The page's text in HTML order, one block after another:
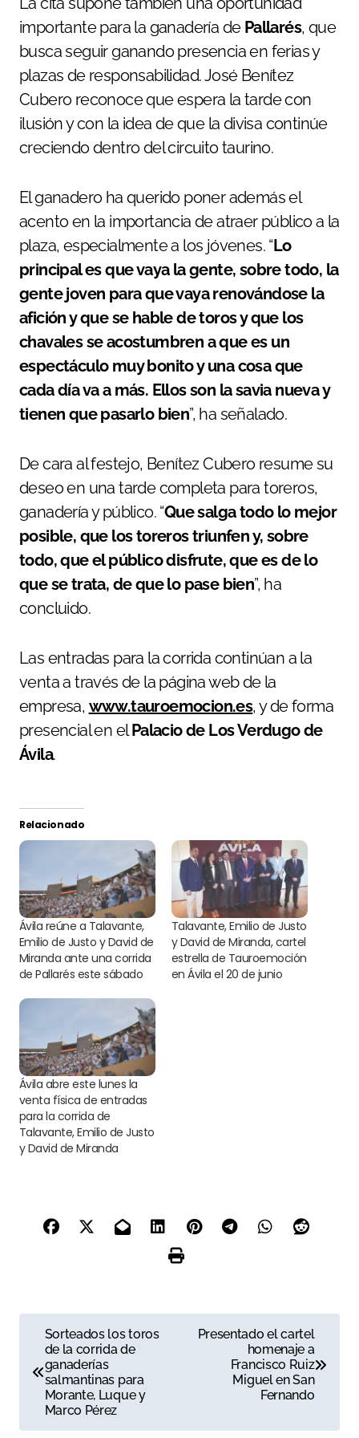
importante para la ganadería de Pallarés, que
busca seguir ganando presencia en ferias y
plazas de responsabilidad. José Benítez
Cubero reconoce que espera la tarde con
ilusión y con la idea de que la divisa continúe
creciendo dentro del circuito taurino.
El ganadero ha querido poner además el
acento en la importancia de atraer público a la
plaza, especialmente a los jóvenes. “Lo
principal es que vaya la gente, sobre todo, la
gente joven para que vaya renovándose la
afición y que se hable de toros y que los
chavales se acostumbren a que es un
espectáculo muy bonito y una cosa que
cada día va a más. Ellos son la savia nueva y
tienen que pasarlo bien”, ha señalado.
De cara al festejo, Benítez Cubero resume su
deseo en una tarde completa para toreros,
ganadería y público. “Que salga todo lo mejor
posible, que los toreros triunfen y, sobre
todo, que el público disfrute, que es de lo
que se trata, de que lo pase bien”, ha
concluido.
Las entradas para la corrida continúan a la
venta a través de la página web de la
empresa, www.tauroemocion.es, y de forma
presencial en elPalacio de Los Verdugo de
Ávila.
Relacionado
Ávila reúne a Talavante,
Emilio de Justo y David de
Miranda ante una corrida
de Pallarés este sábado
Talavante, Emilio de Justo
y David de Miranda, cartel
estrella de Tauroemoción
en Ávila el 20 de junio
Ávila abre este lunes la
venta física de entradas
para la corrida de
Talavante, Emilio de Justo
y David de Miranda
a
e
Sorteados los toros
de la corrida de
ganaderías
salmantinas para
Morante, Luque y
Marco Pérez
Presentado el cartel
homenaje a
Francisco Ruiz
Miguel en San
Fernando